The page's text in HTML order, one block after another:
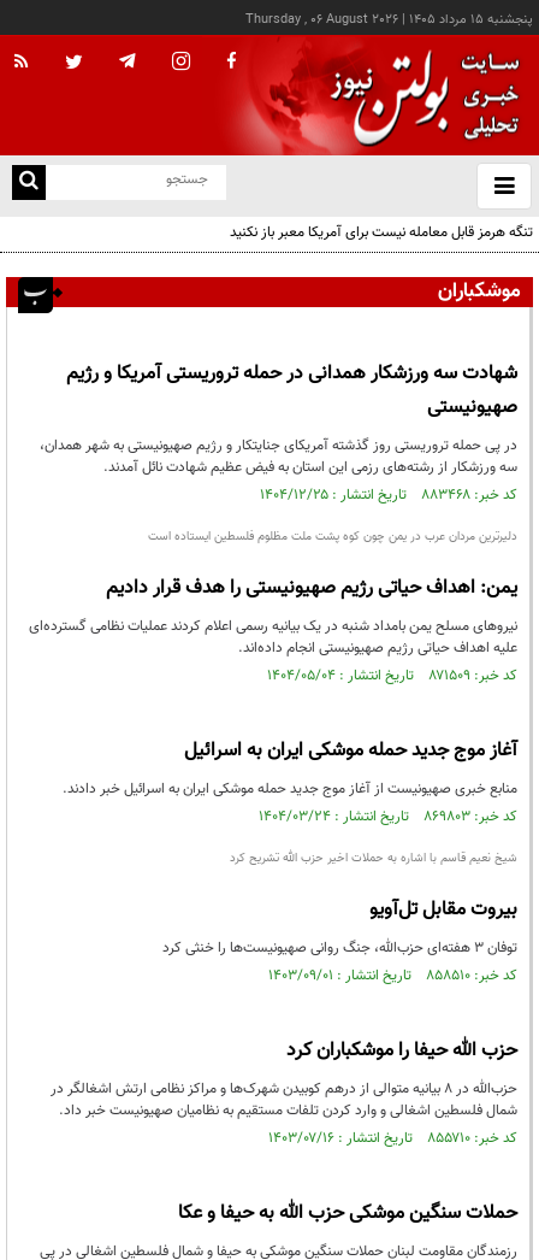
پنجشنبه ۱۵ مرداد ۱۴۰۵ |
Thursday , 06 August 2026
باز
و
تنگه هرمز قابل معامله نیست برای آمریکا معبر باز نکنید
موشکباران
شهادت سه ورزشکار همدانی در حمله تروریستی آمریکا و رژیم
صهیونیستی
در پی حمله تروریستی روز گذشته آمریکای جنایتکار و رژیم صهیونیستی به شهر همدان،
سه ورزشکار از رشته‌های رزمی این استان به فیض عظیم شهادت نائل آمدند.
کد خبر: ۸۸۳۴۶۸ تاریخ انتشار : ۱۴۰۴/۱۲/۲۵
دلیرترین مردان عرب در یمن چون کوه پشت ملت مظلوم فلسطین ایستاده است
یمن: اهداف حیاتی رژیم صهیونیستی را هدف قرار دادیم
نیروهای مسلح یمن بامداد شنبه در یک بیانیه رسمی اعلام کردند عملیات نظامی گسترده‌ای
علیه اهداف حیاتی رژیم صهیونیستی انجام داده‌اند.
کد خبر: ۸۷۱۵۰۹ تاریخ انتشار : ۱۴۰۴/۰۵/۰۴
آغاز موج جدید حمله موشکی ایران به اسرائیل
منابع خبری صهیونیست از آغاز موج جدید حمله موشکی ایران به اسرائیل خبر دادند.
کد خبر: ۸۶۹۸۰۳ تاریخ انتشار : ۱۴۰۴/۰۳/۲۴
شیخ نعیم قاسم با اشاره به حملات اخیر حزب الله تشریح کرد
بیروت مقابل تل‌آویو
توفان ۳ هفته‌ای حزب‌الله، جنگ روانی صهیونیست‌ها را خنثی کرد
کد خبر: ۸۵۸۵۱۰ تاریخ انتشار : ۱۴۰۳/۰۹/۰۱
حزب الله حیفا را موشکباران کرد
حزب‌الله در ۸ بیانیه متوالی از درهم کوبیدن شهرک‌ها و مراکز نظامی ارتش اشغالگر در
شمال فلسطین اشغالی و وارد کردن تلفات مستقیم به نظامیان صهیونیست خبر داد.
کد خبر: ۸۵۵۷۱۰ تاریخ انتشار : ۱۴۰۳/۰۷/۱۶
حملات سنگین موشکی حزب الله به حیفا و عکا
رزمندگان مقاومت لبنان حملات سنگین موشکی به حیفا و شمال فلسطین اشغالی در پی